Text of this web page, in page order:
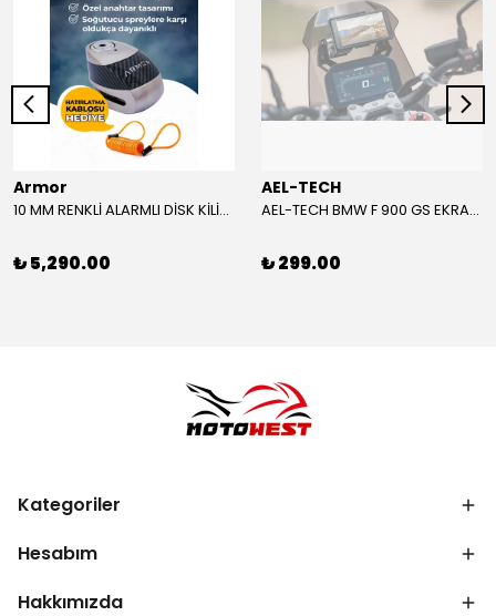
Armor
10 MM RENKLİ ALARMLI DİSK KİLİDİ YENİ VERSİYON
₺ 5,290.00
AEL-TECH
AEL-TECH BMW F 900 GS EKRAN/GÖSTERGE KORUYUCU 2024-2025
₺ 299.00
Kategoriler
Hesabım
Hakkımızda